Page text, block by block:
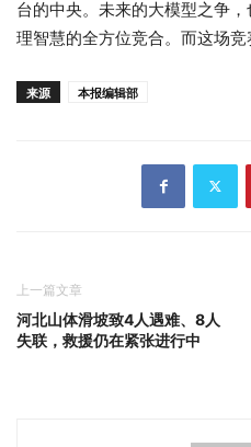
台的中央。未来的大模型之争
理智慧的全方位竞合。而这场竞
来源 本报编辑部
上一篇文章
河北山体滑坡致4人遇难、8人
失联，救援仍在紧张进行中